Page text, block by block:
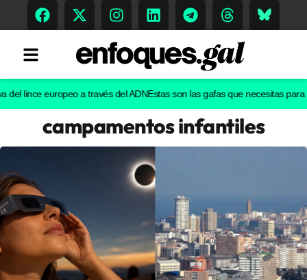
Gastronomía
Escenarios
europeo a través del ADNEstas son las gafas que necesitas para ver
campamentos infantiles